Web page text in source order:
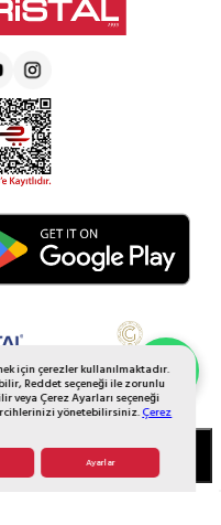
için çerezler kullanılmaktadır.
Reddet seçeneği ile zorunlu
veya Çerez Ayarları seçeneği
yönetebilirsiniz.Çerez
Ayarlar
Galerikristal.com.tr
Sipariş